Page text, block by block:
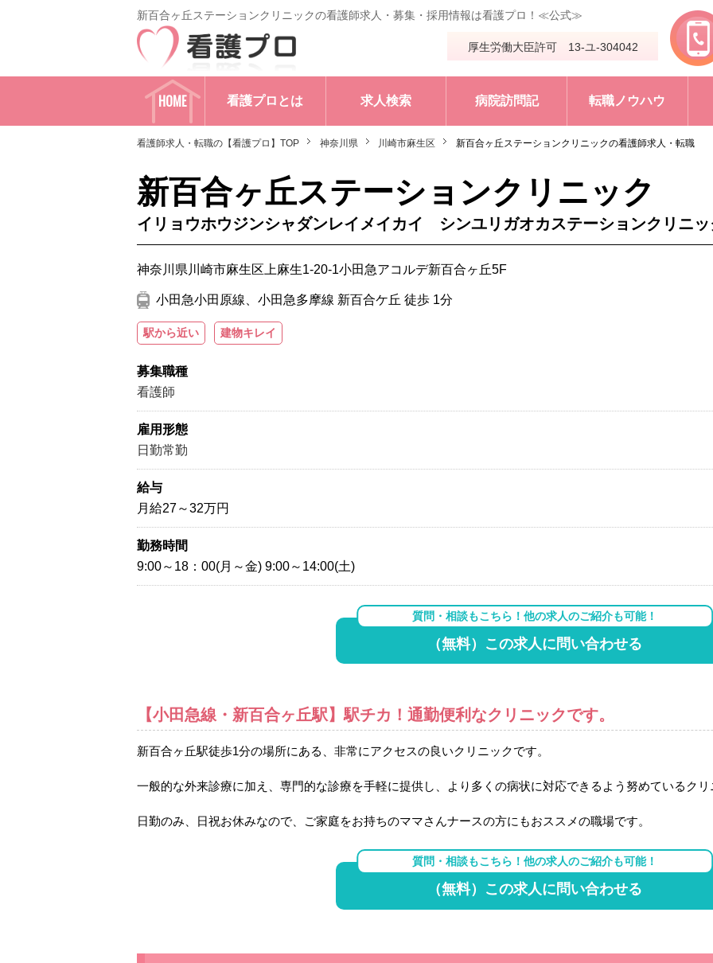
新百合ヶ丘ステーションクリニックの看護師求人・募集・採用情報は看護プロ！≪公式≫
厚生労働大臣許可 13-ユ-304042
HOME 看護プロとは 求人検索 病院訪問記 転職ノウハウ
看護師求人・転職の【看護プロ】TOP 神奈川県 川崎市麻生区 新百合ヶ丘ステーションクリニックの看護師求人・転職
新百合ヶ丘ステーションクリニック
イリョウホウジンシャダンレイメイカイ シンユリガオカステーションクリニッ
神奈川県川崎市麻生区上麻生1-20-1小田急アコルデ新百合ヶ丘5F
小田急小田原線、小田急多摩線 新百合ケ丘 徒歩 1分
駅から近い 建物キレイ
募集職種
看護師
雇用形態
日勤常勤
給与
月給27～32万円
勤務時間
9:00～18：00(月～金) 9:00～14:00(土)
質問・相談もこちら！他の求人のご紹介も可能！
（無料）この求人に問い合わせる
【小田急線・新百合ヶ丘駅】駅チカ！通勤便利なクリニックです。
新百合ヶ丘駅徒歩1分の場所にある、非常にアクセスの良いクリニックです。
一般的な外来診療に加え、専門的な診療を手軽に提供し、より多くの病状に対応できるよう努めているクリ
日勤のみ、日祝お休みなので、ご家庭をお持ちのママさんナースの方にもおススメの職場です。
質問・相談もこちら！他の求人のご紹介も可能！
（無料）この求人に問い合わせる